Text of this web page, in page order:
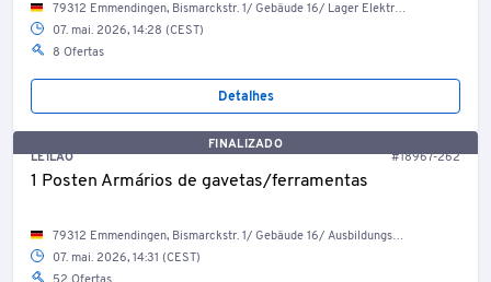
79312 Emmendingen, Bismarckstr. 1/ Gebäude 16/ Lager Elektriker
07. mai. 2026, 14:28 (CEST)
8 Ofertas
Detalhes
FINALIZADO
LEILÃO
#18967-262
1 Posten Armários de gavetas/ferramentas
79312 Emmendingen, Bismarckstr. 1/ Gebäude 16/ Ausbildungswerkstatt
07. mai. 2026, 14:31 (CEST)